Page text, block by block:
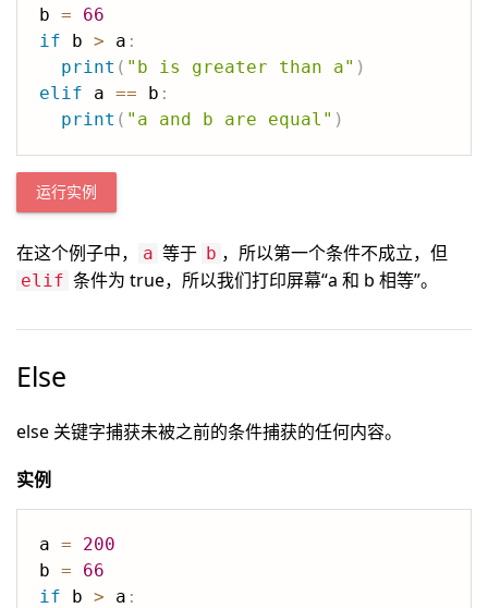
b =
66
if b > a :
print ( "b is greater than a" )
elif a == b :
print ( "a and b are equal" )
运行实例
在这个例子中， a 等于 b ，所以第一个条件不成立，但
elif 条件为 true，所以我们打印屏幕“a 和 b 相等”。
Else
else 关键字捕获未被之前的条件捕获的任何内容。
实例
a =
200
b =
66
if b > a :